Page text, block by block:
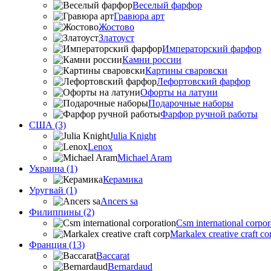
Веселый фарфор
Гравюра арт
Жостово
Златоуст
Императорский фарфор
Камни россии
Картины сваровски
Лефортовский фарфор
Офорты на латуни
Подарочные наборы
Фарфор ручной работы
США (3)
Julia Knight
Lenox
Michael Aram
Украина (1)
Керамика
Уругвай (1)
Ancers sa
Филиппины (2)
Csm international
Markalex creative craft
Франция (13)
Baccarat
Bernardaud